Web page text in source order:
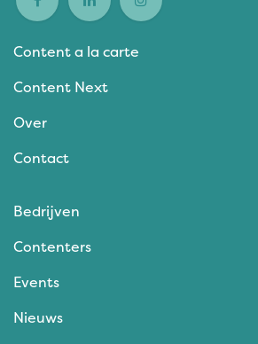
Content a la carte
Content Next
Over
Contact
Bedrijven
Contenters
Events
Nieuws